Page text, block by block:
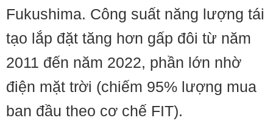
Fukushima. Công suất năng lượng tái
tạo lắp đặt tăng hơn gấp đôi từ năm
2011 đến năm 2022, phần lớn nhờ
điện mặt trời (chiếm 95% lượng mua
ban đầu theo cơ chế FIT).